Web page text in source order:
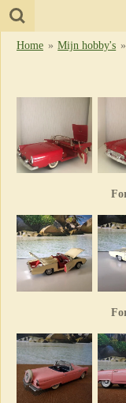
Ga
hoofdinhoud
Home » Mijn hobby's »